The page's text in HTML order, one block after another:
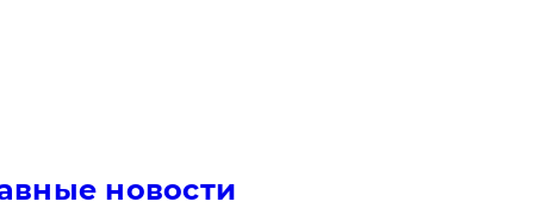
новости